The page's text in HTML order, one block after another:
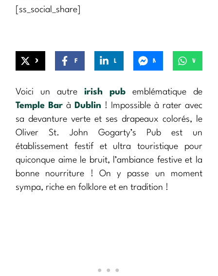
[ss_social_share]
Voici un autre irish pub emblématique de
Temple Bar à Dublin ! Impossible à rater avec
sa devanture verte et ses drapeaux colorés, le
Oliver St. John Gogarty’s Pub est un
établissement festif et ultra touristique pour
quiconque aime le bruit, l’ambiance festive et la
bonne nourriture ! On y passe un moment
sympa, riche en folklore et en tradition !